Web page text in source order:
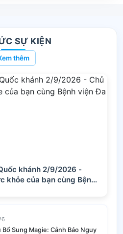
SỰ KIỆN
thêm
khánh 2/9/2026 -
khỏe của bạn cùng Bệnh
Bổ Sung Magie: Cảnh Báo Nguy